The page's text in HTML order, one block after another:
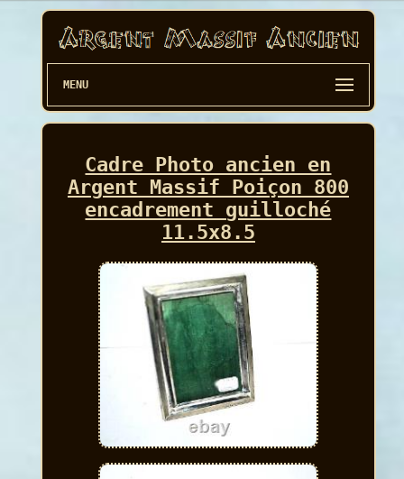
MENU
Cadre Photo ancien en
Argent Massif Poiçon 800
encadrement guilloché
11.5x8.5